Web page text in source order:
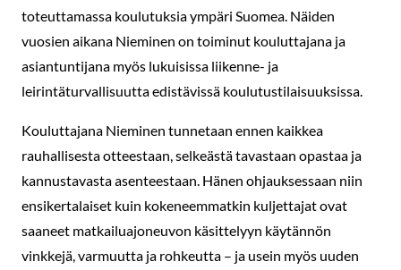
toteuttamassa koulutuksia ympäri Suomea. Näiden
vuosien aikana Nieminen on toiminut kouluttajana ja
asiantuntijana myös lukuisissa liikenne- ja
leirintäturvallisuutta edistävissä koulutustilaisuuksissa.
Kouluttajana Nieminen tunnetaan ennen kaikkea
rauhallisesta otteestaan, selkeästä tavastaan opastaa ja
kannustavasta asenteestaan. Hänen ohjauksessaan niin
ensikertalaiset kuin kokeneemmatkin kuljettajat ovat
saaneet matkailuajoneuvon käsittelyyn käytännön
vinkkejä, varmuutta ja rohkeutta – ja usein myös uuden